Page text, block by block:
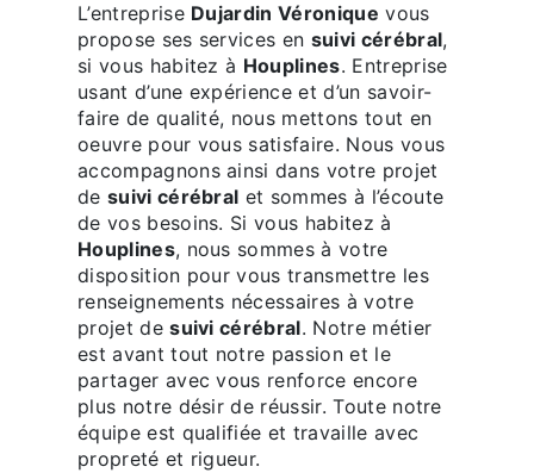
L’entreprise Dujardin Véronique vous
propose ses services en suivi cérébral,
si vous habitez à Houplines. Entreprise
usant d’une expérience et d’un savoir-
faire de qualité, nous mettons tout en
oeuvre pour vous satisfaire. Nous vous
accompagnons ainsi dans votre projet
de suivi cérébral et sommes à l’écoute
de vos besoins. Si vous habitez à
Houplines, nous sommes à votre
disposition pour vous transmettre les
renseignements nécessaires à votre
projet desuivi cérébral. Notre métier
est avant tout notre passion et le
partager avec vous renforce encore
plus notre désir de réussir. Toute notre
équipe est qualifiée et travaille avec
propreté et rigueur.